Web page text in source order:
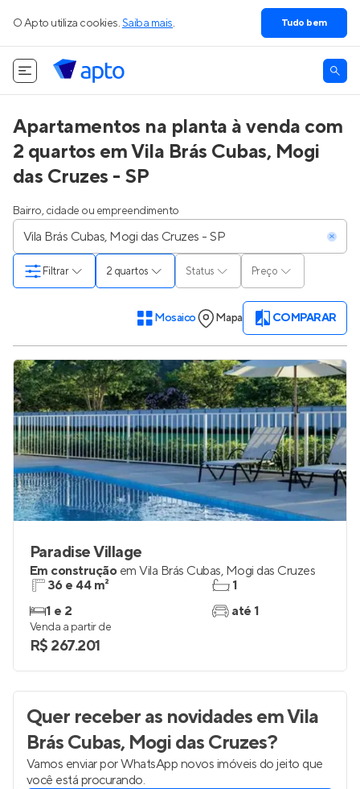
O Apto utiliza cookies. Saiba mais. Tudo bem
Apartamentos na planta à venda com
2 quartos em Vila Brás Cubas, Mogi
das Cruzes - SP
Bairro, cidade ou empreendimento
2 quartos Status Preço
Filtrar
Mosaico Mapa COMPARAR
Paradise Village
Em construção em Vila Brás Cubas, Mogi das Cruzes
36 e 44 m²
1 e 2
1
até 1
Venda a partir de
R$ 267.201
Quer receber as novidadesem Vila
Brás Cubas, Mogi das Cruzes?
Vamos enviar por WhatsApp novos imóveis do jeito que
você está procurando.